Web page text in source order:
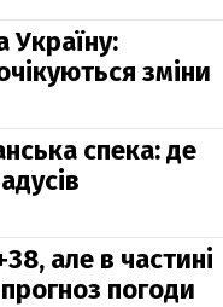
Україну:
зміни
спека: де
але в частині
погоди